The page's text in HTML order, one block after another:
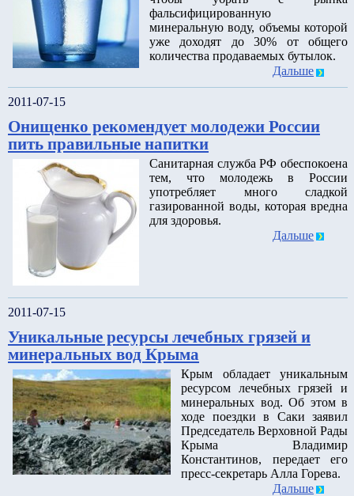
фальсифицированную
минеральную воду, объемы которой
уже доходят до 30% от общего
количества продаваемых бутылок.
Дальше
2011-07-15
Онищенко рекомендует молодежи России
пить правильные напитки
Санитарная служба РФ обеспокоена
тем, что молодежь в России
употребляет много сладкой
газированной воды, которая вредна
для здоровья.
Дальше
2011-07-15
Уникальные ресурсы лечебных грязей и
минеральных вод Крыма
Крым обладает уникальным
ресурсом лечебных грязей и
минеральных вод. Об этом в
ходе поездки в Саки заявил
Председатель Верховной Рады
Крыма Владимир
Константинов, передает его
пресс-секретарь Алла Горева.
Дальше